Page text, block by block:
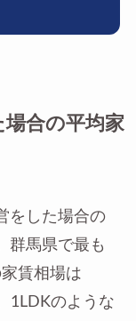
合の平均家
をした場合の
群馬県で最も
賃相場は
1LDKのような